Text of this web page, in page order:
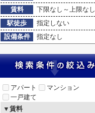
賃料
下限なし～上限なし
駅徒歩
指定しない
設備条件
指定なし
アパート
マンション
一戸建て
▼賃料